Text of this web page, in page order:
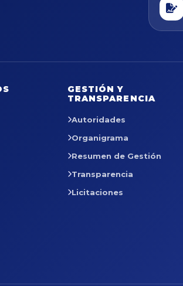
GESTIÓN Y
TRANSPARENCIA
Autoridades
Organigrama
Resumen de Gestión
Transparencia
Licitaciones